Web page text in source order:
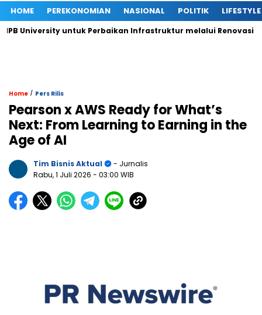
HOME PEREKONOMIAN NASIONAL POLITIK LIFESTYLE
University untuk Perbaikan Infrastruktur melalui Renovasi
Home / Pers Rilis
Pearson x AWS Ready for What’s
Next: From Learning to Earning in the
Age of AI
Tim Bisnis Aktual
- Jurnalis
Rabu, 1 Juli 2026 - 03:00 WIB